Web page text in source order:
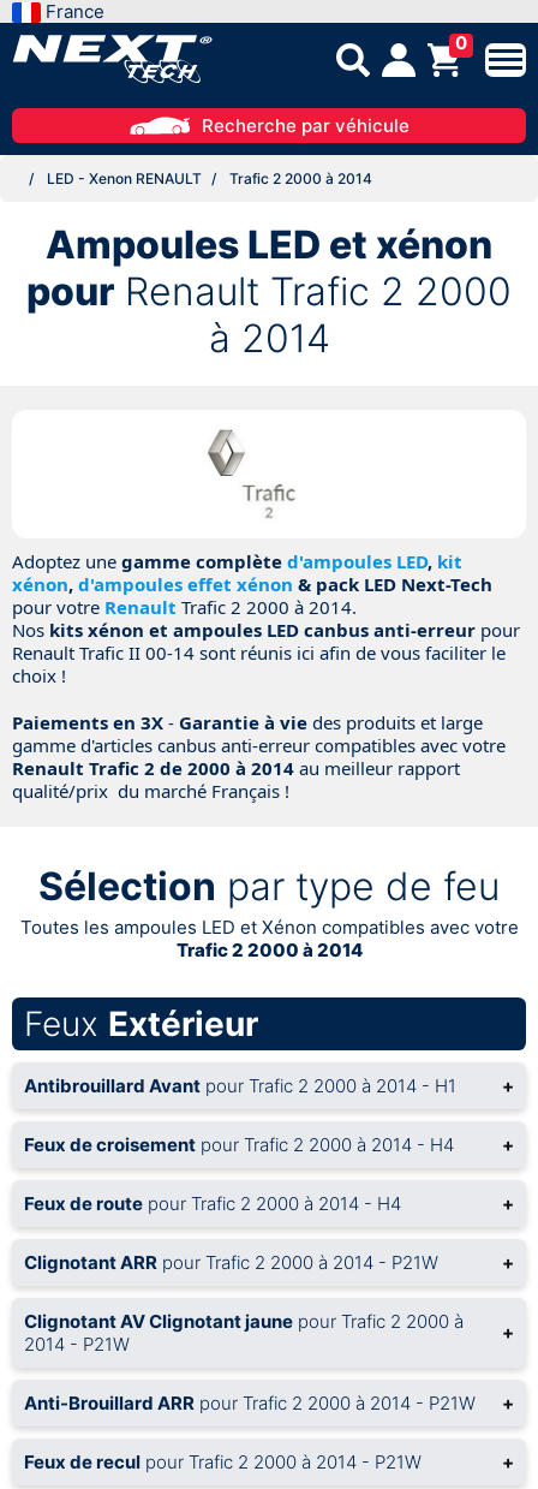
France
0
Recherche par véhicule
LED - Xenon RENAULT Trafic 2 2000 à 2014
Ampoules LED et xénon
pour Renault Trafic 2 2000
à 2014
Adoptez une gamme complète d'ampoules LED, kit
xénon, d'ampoules effet xénon & pack LED Next-Tech
pour votre Renault Trafic 2 2000 à 2014.
Nos kits xénon et ampoules LED canbus anti-erreur pour
Renault Trafic II 00-14 sont réunis ici afin de vous faciliter le
choix !
Paiements en 3X - Garantie à vie des produits et large
gamme d'articles canbus anti-erreur compatibles avec votre
Renault Trafic 2 de 2000 à 2014 au meilleur rapport
qualité/prix du marché Français !
Sélection par type de feu
Toutes les ampoules LED et Xénon compatibles avec votre
Trafic 2 2000 à 2014
Feux Extérieur
Antibrouillard Avant pour Trafic 2 2000 à 2014 - H1 +
Feux de croisement pour Trafic 2 2000 à 2014 - H4 +
Feux de route pour Trafic 2 2000 à 2014 - H4 +
Clignotant ARR pour Trafic 2 2000 à 2014 - P21W +
Clignotant AV Clignotant jaune pour Trafic 2 2000 à
2014 - P21W
+
Anti-Brouillard ARR pour Trafic 2 2000 à 2014 - P21W +
Feux de recul pour Trafic 2 2000 à 2014 - P21W +